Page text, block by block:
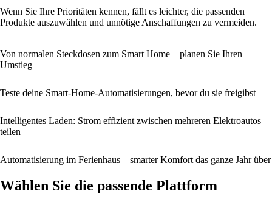
Wenn Sie Ihre Prioritäten kennen, fällt es leichter, die passenden
Produkte auszuwählen und unnötige Anschaffungen zu vermeiden.
Von normalen Steckdosen zum Smart Home – planen Sie Ihren
Umstieg
Teste deine Smart-Home-Automatisierungen, bevor du sie freigibst
Intelligentes Laden: Strom effizient zwischen mehreren Elektroautos
teilen
Automatisierung im Ferienhaus – smarter Komfort das ganze Jahr über
Wählen Sie die passende Plattform